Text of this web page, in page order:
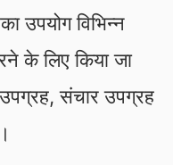
उपयोग विभिन्न
के लिए किया जा
संचार उपग्रह